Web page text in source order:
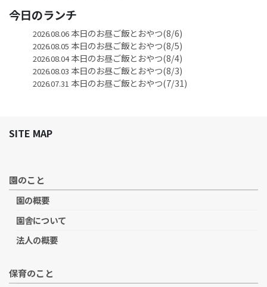
今日のランチ
2026.08.06本日のお昼ご飯とおやつ(8/6)
2026.08.05 本日のお昼ご飯とおやつ(8/5)
2026.08.04本日のお昼ご飯とおやつ(8/4)
2026.08.03 本日のお昼ご飯とおやつ(8/3)
2026.07.31 本日のお昼ご飯とおやつ(7/31)
SITE MAP
園のこと
園の概要
園舎について
法人の概要
保育のこと